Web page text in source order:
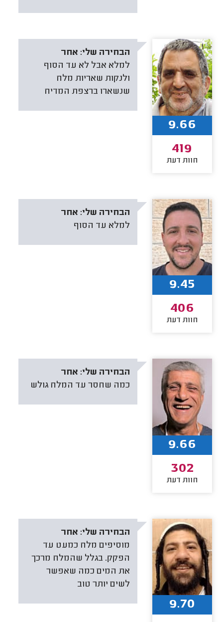
הבחירה שלי: אחר
למלא אבל לא עד הסוף
ולנקות שאריות מלח
שנשארו ברצפת המדיח
9.66
419
חוות דעת
הבחירה שלי: אחר
למלא עד הסוף
9.45
406
חוות דעת
הבחירה שלי: אחר
כמה שחסר עד המלח גולש
9.66
302
חוות דעת
הבחירה שלי: אחר
מוסיפים מלח כמעט עד
הפקק. בגלל שהמלח מרכך
את המים כמה שאפשר
לשים יותר טוב
9.70